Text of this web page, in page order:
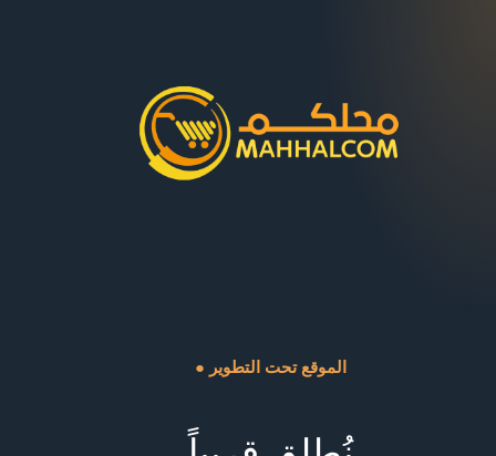
● الموقع تحت التطوير